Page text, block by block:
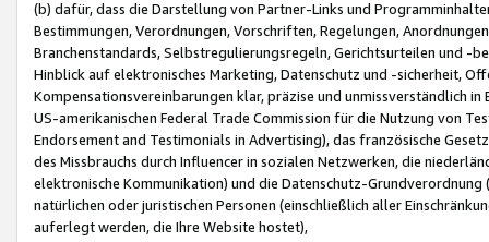
(b) dafür, dass die Darstellung von Partner-Links und
Bestimmungen, Verordnungen, Vorschriften, Regelungen,
Branchenstandards, Selbstregulierungsregeln, Gerichtsurteilen und -
Hinblick auf elektronisches Marketing, Datenschutz und -sicherheit,
Kompensationsvereinbarungen klar, präzise und unmissverständlich
US-amerikanischen Federal Trade Commission für die Nutzung von
Endorsement and Testimonials in Advertising), das französische
des Missbrauchs durch Influencer in sozialen Netzwerken, die
elektronische Kommunikation) und die Datenschutz-
natürlichen oder juristischen Personen (einschließlich aller
auferlegt werden, die Ihre Website hostet),